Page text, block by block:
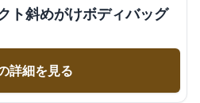
ト斜めがけボディバッグ
詳細を見る